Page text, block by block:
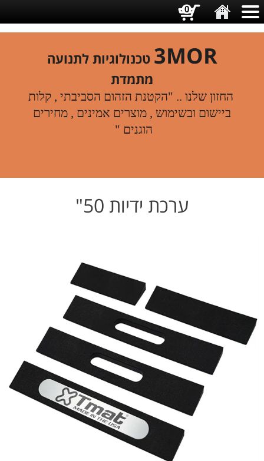
3MOR טכנולוגיות לתנועה
מתמדת
החזון שלנו .. "הקטנת הזהום הסביבתי , קלות
ביישום ובשימוש , מוצרים אמינים , מחירים
הוגנים "
ערכת ידיות 50"
0